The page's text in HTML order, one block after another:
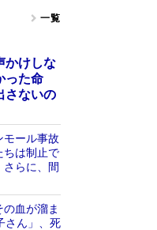
一覧
かけしな
った命
さないの
ール事故
は制止で
らに、間
血が溜ま
さん」、死